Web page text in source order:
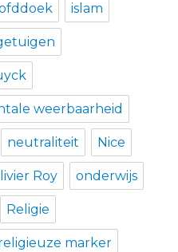
islam
weerbaarheid
neutraliteit Nice
Roy onderwijs
Religie
marker